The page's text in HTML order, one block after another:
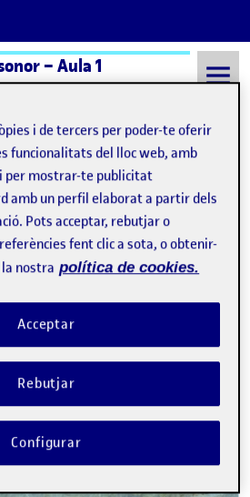
– Aula 1
Sacar un pedazo de ocho
de ocho
sonoros
Valdes
18 abril, 2025 11:45 am
-comentariel Tres paisajes sonoros
i de tercers per poder-te oferir
funcionalitats del lloc web, amb
mostrar-te publicitat
amb un perfil elaborat a partir dels
Pots acceptar, rebutjar o
fent clic a sota, o obtenir-
nostra política de cookies.
Rebutjar
Acceptar
Configurar